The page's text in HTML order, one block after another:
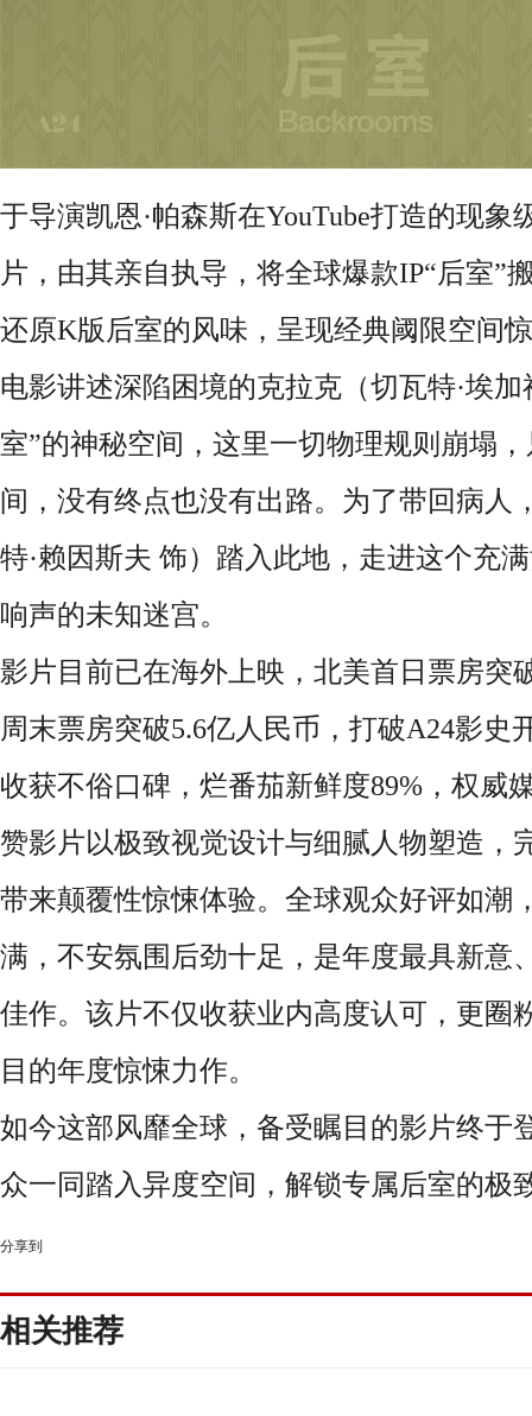
于导演凯恩·帕森斯在YouTube打造的现象
片，由其亲自执导，将全球爆款IP“后室”
还原K版后室的风味，呈现经典阈限空间
电影讲述深陷困境的克拉克（切瓦特·埃
室”的神秘空间，这里一切物理规则崩塌
间，没有终点也没有出路。为了带回病人
特·赖因斯夫 饰）踏入此地，走进这个充
响声的未知迷宫。
影片目前已在海外上映，北美首日票房突
周末票房突破5.6亿人民币，打破A24影史
收获不俗口碑，烂番茄新鲜度89%，权威
赞影片以极致视觉设计与细腻人物塑造，
带来颠覆性惊悚体验。全球观众好评如潮
满，不安氛围后劲十足，是年度最具新意
佳作。该片不仅收获业内高度认可，更圈
目的年度惊悚力作。
如今这部风靡全球，备受瞩目的影片终于
众一同踏入异度空间，解锁专属后室的极
分享到
相关推荐